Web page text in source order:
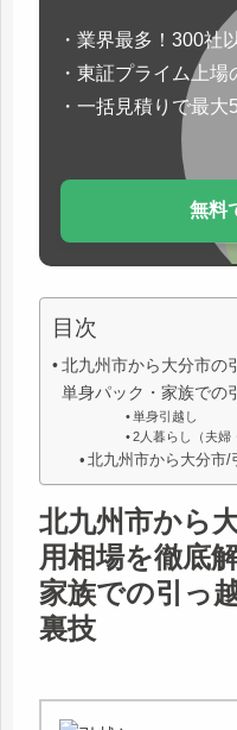
・業界最多！300社
・東証プライム上
・一括見積りで最
無料
目次
北九州市から大分市の
単身パック・家族での
単身引越し
2人暮らし（夫婦
北九州市から大分市
北九州市から
用相場を徹底
家族での引っ
裏技